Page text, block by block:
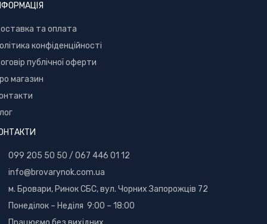
та оплата
конфіденційності
публічної оферти
магазин
099 205 50 50 / 067 446 01 12
info@brovarynok.com.ua
м. Бровари, Ринок СБС, вул. Чорних Запорожців 72
Понеділок – Неділя 9:00 – 18:00